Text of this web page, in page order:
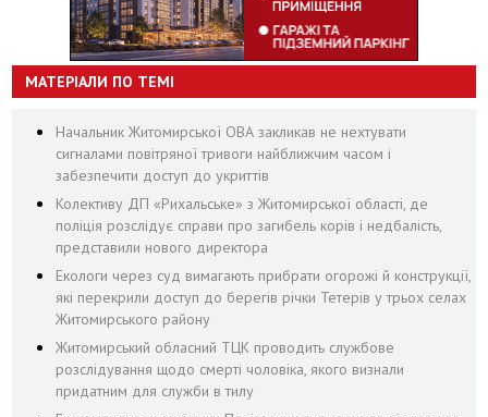
МАТЕРІАЛИ ПО ТЕМІ
Начальник Житомирської ОВА закликав не нехтувати
сигналами повітряної тривоги найближчим часом і
забезпечити доступ до укриттів
Колективу ДП «Рихальське» з Житомирської області, де
поліція розслідує справи про загибель корів і недбалість,
представили нового директора
Екологи через суд вимагають прибрати огорожі й конструкції,
які перекрили доступ до берегів річки Тетерів у трьох селах
Житомирського району
Житомирський обласний ТЦК проводить службове
розслідування щодо смерті чоловіка, якого визнали
придатним для служби в тилу